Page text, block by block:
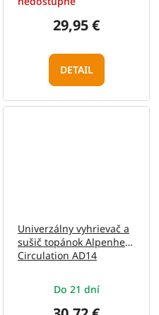
29,95 €
DETAIL
Univerzálny vyhrievač a
sušič topánok Alpenheat
Circulation AD14
Do 21 dní